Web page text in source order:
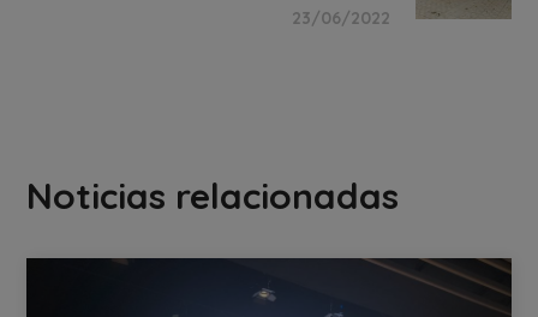
23/06/2022
Noticias relacionadas